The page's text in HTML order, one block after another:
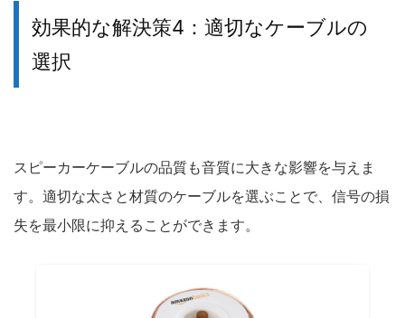
効果的な解決策4：適切なケーブルの
選択
スピーカーケーブルの品質も音質に大きな影響を与えま
す。適切な太さと材質のケーブルを選ぶことで、信号の損
失を最小限に抑えることができます。